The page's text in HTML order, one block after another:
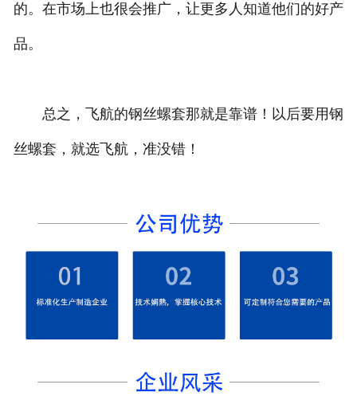
的。在市场上也很会推广，让更多人知道他们的好产
品。
总之，飞航的钢丝螺套那就是靠谱！以后要用钢
丝螺套，就选飞航，准没错！